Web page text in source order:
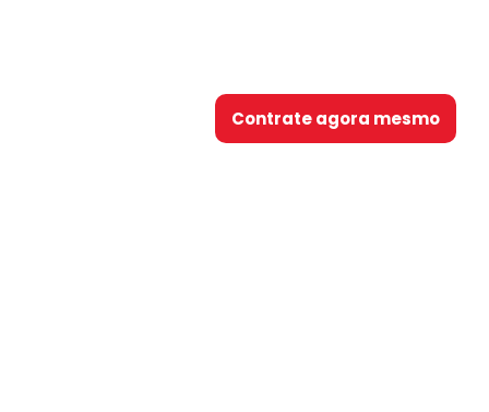
Contrate agora mesmo